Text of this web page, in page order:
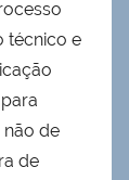
técnico e
não de
de